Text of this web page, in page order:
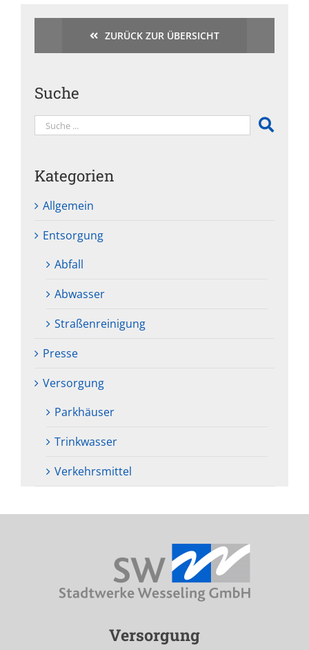
ZURÜCK ZUR ÜBERSICHT
Suche
Kategorien
Allgemein
Entsorgung
Abfall
Abwasser
Straßenreinigung
Presse
Versorgung
Parkhäuser
Trinkwasser
Verkehrsmittel
Versorgung